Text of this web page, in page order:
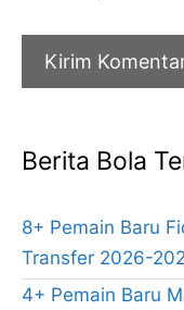
Berita Bola
8+ Pemain Baru
Transfer 2026-
4+ Pemain Baru